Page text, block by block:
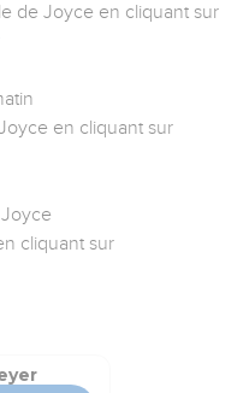
de Joyce en cliquant sur
en cliquant sur
cliquant sur